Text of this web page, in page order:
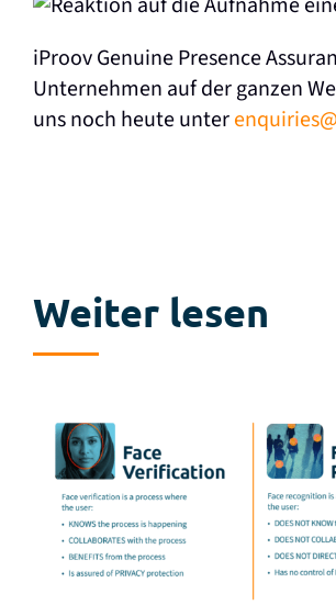
iProov Genuine Presence
Unternehmen auf der ganzen
uns noch heute unter
Weiter lesen